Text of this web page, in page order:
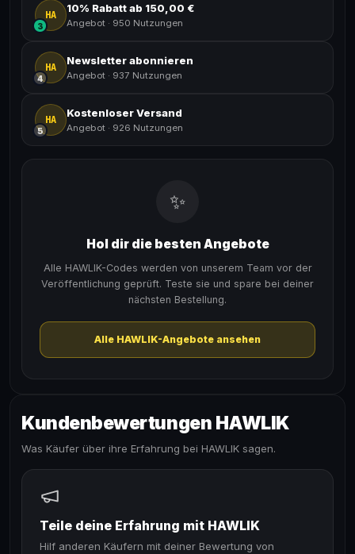
HA
3
10% Rabatt ab 150,00 €
Angebot · 950 Nutzungen
HA
4
Newsletter abonnieren
Angebot · 937 Nutzungen
HA
5
Kostenloser Versand
Angebot · 926 Nutzungen
✨
Hol dir die besten Angebote
Alle HAWLIK-Codes werden von unserem Team vor der
Veröffentlichung geprüft. Teste sie und spare bei deiner
nächsten Bestellung.
Alle HAWLIK-Angebote ansehen
Kundenbewertungen HAWLIK
Was Käufer über ihre Erfahrung bei HAWLIK sagen.
Teile deine Erfahrung mit HAWLIK
Hilf anderen Käufern mit deiner Bewertung von